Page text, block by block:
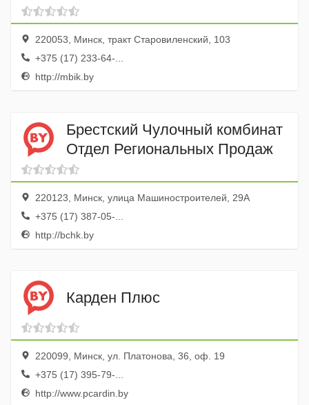
220053, Минск, тракт Старовиленский, 103
+375 (17) 233-64-...
http://mbik.by
Брестский Чулочный комбинат
Отдел Региональных Продаж
220123, Минск, улица Машиностроителей, 29А
+375 (17) 387-05-...
http://bchk.by
Карден Плюс
220099, Минск, ул. Платонова, 36, оф. 19
+375 (17) 395-79-...
http://www.pcardin.by